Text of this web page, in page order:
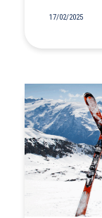
17/02/2025